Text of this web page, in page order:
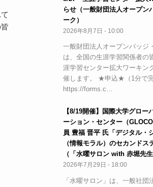
らせ（一般財団法人オープン
ーク）
2026年8月7日 - 10:00
一般財団法人オープンバッジ
は、全国の生涯学習関係者の
涯学習センター拡大ワーキン
催します。 ★申込★（1分で完
https://forms.c…
【8/19開催】国際大学グロー
ーション・センター（
員 豊福 晋平 氏「デジタル・
（情報モラル）のセカンドス
（「水曜サロン with 赤堀先生
2026年7月29日 - 18:00
「水曜サロン」は、一般社団